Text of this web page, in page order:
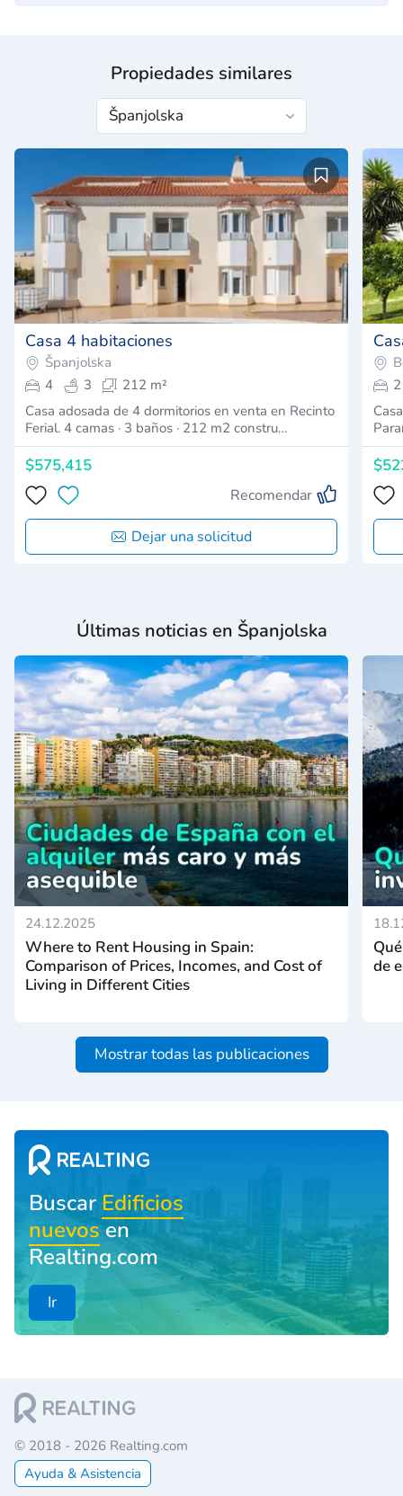
Propiedades similares
Casa 4 habitaciones
Španjolska
4
3
212 m²
Casa adosada de 4 dormitorios en venta en Recinto
Ferial. 4 camas · 3 baños · 212 m2 constru…
$575,415
Recomendar
Dejar una solicitud
2
Últimas noticias en Španjolska
24.12.2025
Where to Rent Housing in Spain:
Comparison of Prices, Incomes, and Cost of
Living in Different Cities
de
Mostrar todas las publicaciones
Buscar Edificios
nuevosen
Realting.com
Ir
© 2018 - 2026 Realting.com
Ayuda & Asistencia